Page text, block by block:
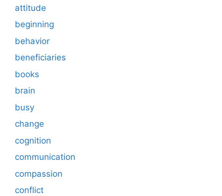
attitude
beginning
behavior
beneficiaries
books
brain
busy
change
cognition
communication
compassion
conflict